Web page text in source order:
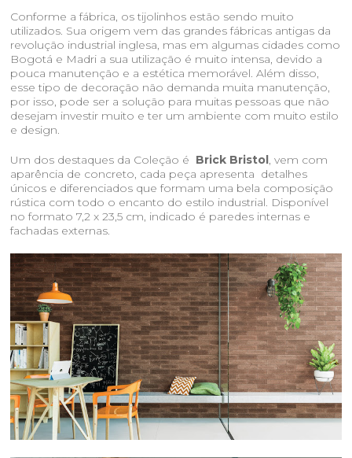
Conforme a fábrica, os tijolinhos estão sendo muito
utilizados. Sua origem vem das grandes fábricas antigas da
revolução industrial inglesa, mas em algumas cidades como
Bogotá e Madri a sua utilização é muito intensa, devido a
pouca manutenção e a estética memorável. Além disso,
esse tipo de decoração não demanda muita manutenção,
por isso, pode ser a solução para muitas pessoas que não
desejam investir muito e ter um ambiente com muito estilo
e design.
Um dos destaques da Coleção é Brick Bristol, vem com
aparência de concreto, cada peça apresenta detalhes
únicos e diferenciados que formam uma bela composição
rústica com todo o encanto do estilo industrial. Disponível
no formato 7,2 x 23,5 cm, indicado é paredes internas e
fachadas externas.